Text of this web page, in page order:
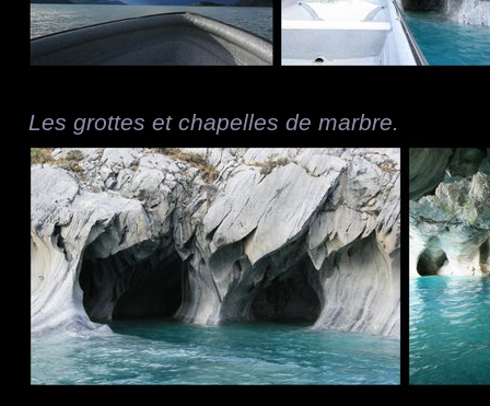
Les grottes et chapelles de marbre.